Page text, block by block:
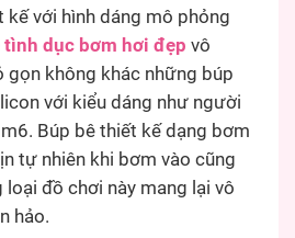
kế với hình dáng mô phỏng
tình dục bơm hơi đẹp vô
gọn không khác những búp
với kiểu dáng như người
Búp bê thiết kế dạng bơm
tự nhiên khi bơm vào cũng
đồ chơi này mang lại vô
hảo.